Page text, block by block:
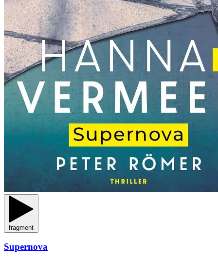
fragment
Supernova